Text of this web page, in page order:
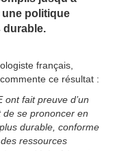
une politique
durable.
français,
ce résultat :
ont fait preuve d’un
se prononcer en
durable, conforme
ressources